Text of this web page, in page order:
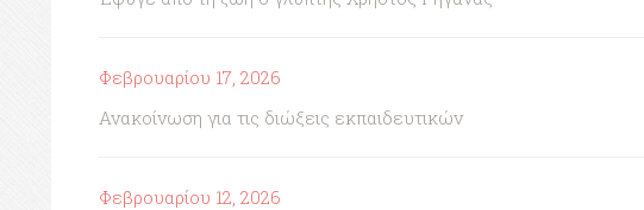
Φεβρουαρίου 17, 2026
Ανακοίνωση για τις διώξεις εκπαιδευτικών
Φεβρουαρίου 12, 2026